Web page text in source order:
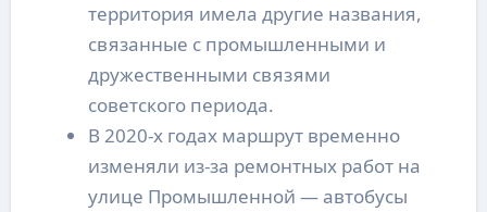
территория имела другие названия,
связанные с промышленными и
дружественными связями
советского периода.
В 2020-х годах маршрут временно
изменяли из-за ремонтных работ на
улице Промышленной — автобусы